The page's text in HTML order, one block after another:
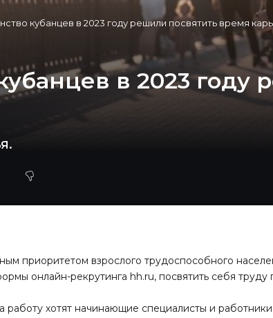
кубанцев в 2023 году решили посвятить время
в 2023 году
приоритетом взрослого трудоспособного
онлайн-рекрутинга hh.ru, посвятить себя труду
работу хотят начинающие специалисты и